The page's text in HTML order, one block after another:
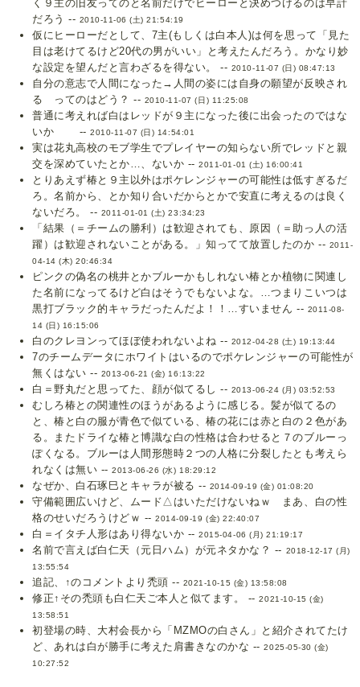
く９主の旧友ってのと名前だけでヒーローと決めつけるのは早計
だろう -- 2010-11-06 (土) 21:54:19
仮にヒーローだとして、7主(もしくは白本人)は何を思って「見た
目は老けてるけど20代の男がいい」と考えたんだろう。かなり妙
な設定を望んだと言わざるを得ない。 -- 2010-11-07 (日) 08:47:13
自分の意志で人間になった→人間の姿には自身の願望が反映され
る ってのはどう？ -- 2010-11-07 (日) 11:25:08
普通に考えれば白はレッドが９主になった後に出会ったのではな
いか --2010-11-07 (日) 14:54:01
実は花丸高校のモブ学生でプレイヤーの知らない所でレッドと親
交を深めていたとか…、ないか --2011-01-01 (土) 16:00:41
とりあえず椿と９主以外はポケレンジャーの可能性は低すぎるだ
ろ。名前から、とか知り合いだからとかで安直に考えるのは良く
ないだろ。 -- 2011-01-01 (土) 23:34:23
「結果（＝チームの勝利）は歓迎されても、原因（＝助っ人の活
躍）は歓迎されないことがある。」知ってて放置したのか -- 2011-
04-14 (木) 20:46:34
ピンクの偽名の桃井とかブルーかもしれない椿とか植物に関連し
た名前になってるけど白はそうでもないよな。…つまりこいつは
黒打ブラック的キャラだったんだよ！！…すいません -- 2011-08-
14 (日) 16:15:06
白のクレヨンってほぼ使われないよね -- 2012-04-28 (土) 19:13:44
7のチームデータにホワイトはいるのでポケレンジャーの可能性が
無くはない -- 2013-06-21 (金) 16:13:22
白＝野丸だと思ってた、顔が似てるし -- 2013-06-24 (月) 03:52:53
むしろ椿との関連性のほうがあるように感じる。髪が似てるの
と、椿と白の服が青色で似ている、椿の花には赤と白の２色があ
る。またドライな椿と博識な白の性格は合わせると７のブルーっ
ぽくなる。ブルーは人間形態時２つの人格に分裂したとも考えら
れなくは無い --2013-06-26 (水) 18:29:12
なぜか、白石琢巳とキャラが被る -- 2014-09-19 (金) 01:08:20
守備範囲広いけど、ムード△はいただけないねｗ まあ、白の性
格のせいだろうけどｗ --2014-09-19 (金) 22:40:07
白＝イタチ人形はあり得ないか --2015-04-06 (月) 21:19:17
名前で言えば白仁天（元日ハム）が元ネタかな？ -- 2018-12-17 (月)
13:55:54
追記、↑のコメントより禿頭 -- 2021-10-15 (金) 13:58:08
修正↑その禿頭も白仁天ご本人と似てます。 --2021-10-15 (金)
13:58:51
初登場の時、大村会長から「MZMOの白さん」と紹介されてたけ
ど、あれは白が勝手に考えた肩書きなのかな --2025-05-30 (金)
10:27:52